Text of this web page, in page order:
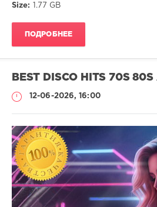
Size:
1.77 GB
ПОДРОБНЕЕ
BEST DISCO HITS 70S
12-06-2026, 16:00
Музыка
drakon-
55
55